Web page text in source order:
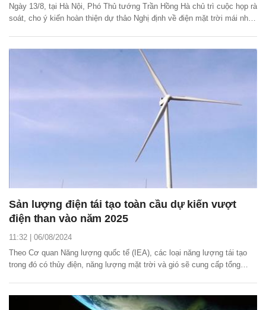
Ngày 13/8, tại Hà Nội, Phó Thủ tướng Trần Hồng Hà chủ trì cuộc họp rà
soát, cho ý kiến hoàn thiện dự thảo Nghị định về điện mặt trời mái nhà
Sản lượng điện tái tạo toàn cầu dự kiến vượt
điện than vào năm 2025
11:32 | 06/08/2024
Theo Cơ quan Năng lượng quốc tế (IEA), các loại năng lượng tái tạo
trong đó có thủy điện, năng lượng mặt trời và gió sẽ cung cấp tổng